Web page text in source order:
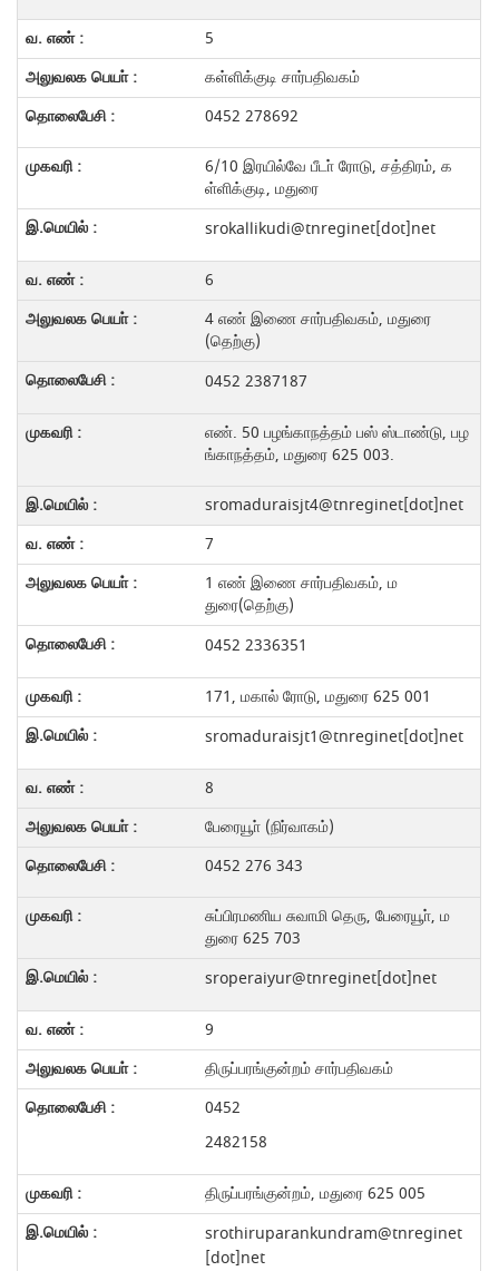
5
கள்ளிக்குடி சார்பதிவகம்
0452 278692
6/10 இரயில்வே பீடா் ரோடு, சத்திரம், க
ள்ளிக்குடி, மதுரை
srokallikudi@tnreginet[dot]net
6
4 எண் இணை சார்பதிவகம், மதுரை
(தெற்கு)
0452 2387187
எண். 50 பழங்காநத்தம் பஸ் ஸ்டாண்டு, பழ
ங்காநத்தம், மதுரை 625 003.
sromaduraisjt4@tnreginet[dot]net
7
1 எண் இணை சார்பதிவகம், ம
துரை(தெற்கு)
0452 2336351
171, மகால் ரோடு, மதுரை 625 001
sromaduraisjt1@tnreginet[dot]net
8
பேரையூா் (நிர்வாகம்)
0452 276 343
சுப்பிரமணிய சுவாமி தெரு, பேரையூா், ம
துரை 625 703
sroperaiyur@tnreginet[dot]net
9
திருப்பரங்குன்றம் சார்பதிவகம்
0452
2482158
திருப்பரங்குன்றம், மதுரை 625 005
srothiruparankundram@tnreginet
[dot]net